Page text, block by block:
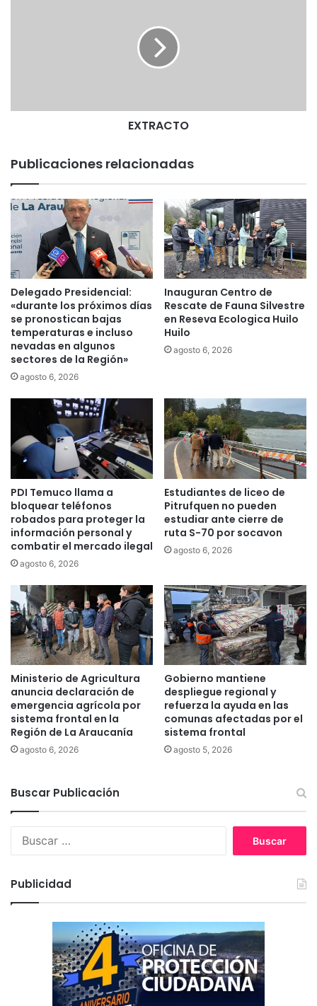
l
p
r
i
e
r
C
a
m
p
e
o
n
a
P
e
s
c
a
I
n
l
u
s
i
v
a
d
e
l
a
r
e
g
n
EXTRACTO
Publicaciones relacionadas
Delegado Presidencial:
«durante los próximos días
se pronostican bajas
temperaturas e incluso
nevadas en algunos
sectores de la Región»
agosto 6, 2026
Inauguran Centro de
Rescate de Fauna Silvestre
en Reseva Ecologica Huilo
Huilo
agosto 6, 2026
PDI Temuco llama a
bloquear teléfonos
robados para proteger la
información personal y
combatir el mercado ilegal
agosto 6, 2026
Estudiantes de liceo de
Pitrufquen no pueden
estudiar ante cierre de
ruta S-70 por socavon
agosto 6, 2026
Ministerio de Agricultura
anuncia declaración de
emergencia agrícola por
sistema frontal en la
Región de La Araucanía
agosto 6, 2026
Gobierno mantiene
despliegue regional y
refuerza la ayuda en las
comunas afectadas por el
sistema frontal
agosto 5, 2026
Buscar Publicación
:
Publicidad